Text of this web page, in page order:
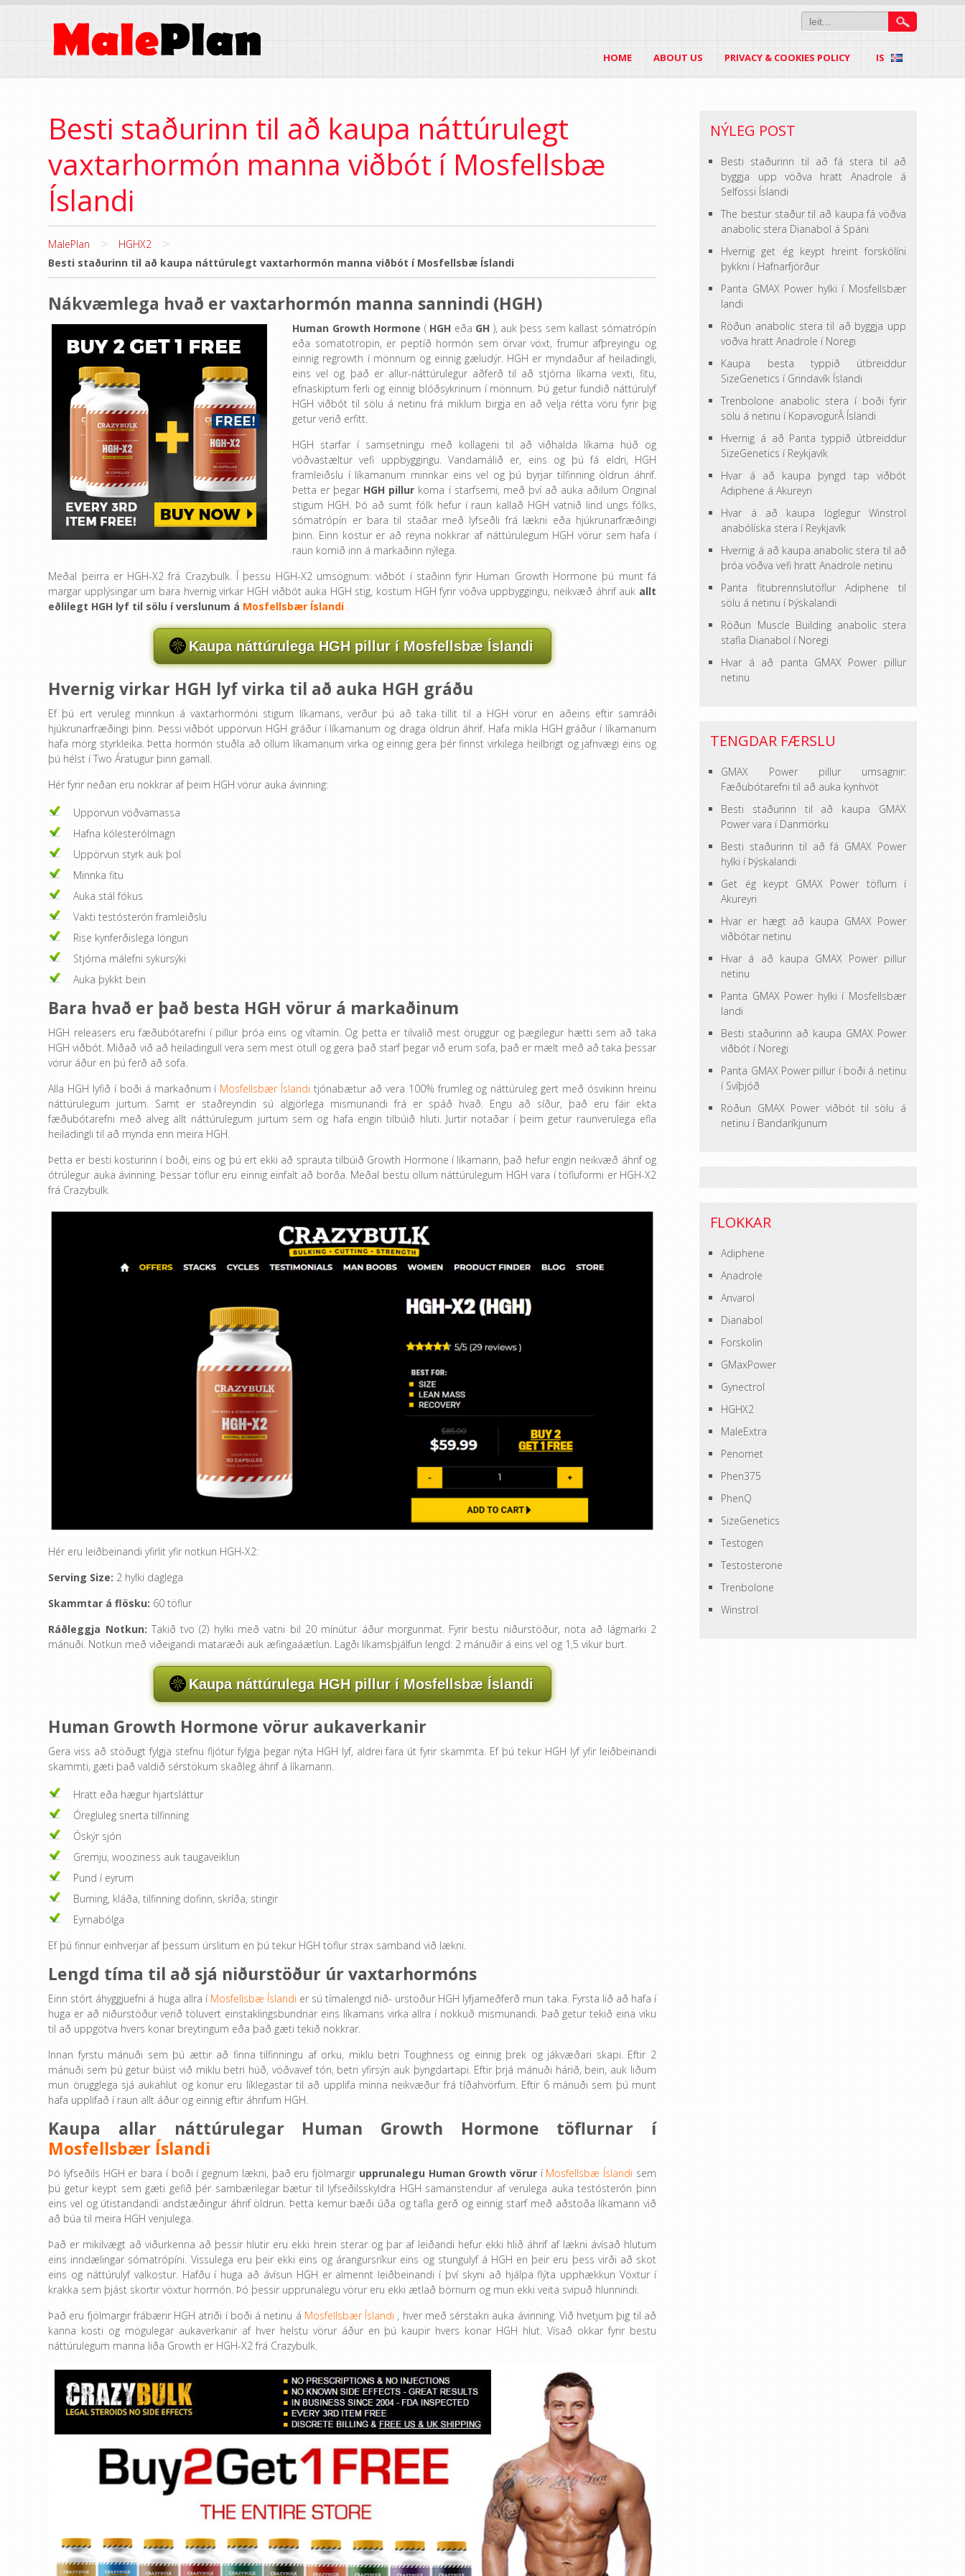
HOME ABOUT US PRIVACY & COOKIES POLICY IS
Besti staðurinn til að kaupa náttúrulegt
vaxtarhormón manna viðbót í Mosfellsbæ
Íslandi
MalePlan > HGHX2 >
Besti staðurinn til að kaupa náttúrulegt vaxtarhormón manna viðbót í Mosfellsbæ Íslandi
Nákvæmlega hvað er vaxtarhormón manna sannindi (HGH)
Human Growth Hormone ( HGH eða GH ), auk þess sem kallast sómatrópín
eða somatotropin, er peptíð hormón sem örvar vöxt, frumur afþreyingu og
einnig regrowth í mönnum og einnig gæludýr. HGH er myndaður af heiladingli,
eins vel og það er allur-náttúrulegur aðferð til að stjórna líkama vexti, fitu,
efnaskiptum ferli og einnig blóðsykrinum í mönnum. Þú getur fundið náttúrulyf
HGH viðbót til sölu á netinu frá miklum birgja en að velja rétta vöru fyrir þig
getur verið erfitt.
HGH starfar í samsetningu með kollageni til að viðhalda líkama húð og
vöðvastæltur vefi uppbyggingu. Vandamálið er, eins og þú fá eldri, HGH
framleiðslu í líkamanum minnkar eins vel og þú byrjar tilfinning öldrun áhrif.
Þetta er þegar HGH pillur koma í starfsemi, með því að auka aðilum Original
stigum HGH. Þó að sumt fólk hefur í raun kallað HGH vatnið lind ungs fólks,
sómatrópín er bara til staðar með lyfseðli frá lækni eða hjúkrunarfræðingi
þinn. Einn kostur er að reyna nokkrar af náttúrulegum HGH vörur sem hafa í
raun komið inn á markaðinn nýlega.
Meðal þeirra er HGH-X2 frá Crazybulk. Í þessu HGH-X2 umsögnum: viðbót í staðinn fyrir Human Growth Hormone þú munt fá
margar upplýsingar um bara hvernig virkar HGH viðbót auka HGH stig, kostum HGH fyrir vöðva uppbyggingu, neikvæð áhrif auk allt
eðlilegt HGH lyf til sölu í verslunum á Mosfellsbær Íslandi
Kaupa náttúrulega HGH pillur í Mosfellsbæ Íslandi
Hvernig virkar HGH lyf virka til að auka HGH gráðu
Ef þú ert veruleg minnkun á vaxtarhormóni stigum líkamans, verður þú að taka tillit til a HGH vörur en aðeins eftir samráði
hjúkrunarfræðingi þinn. Þessi viðbót uppörvun HGH gráður í líkamanum og draga öldrun áhrif. Hafa mikla HGH gráður í líkamanum
hafa mörg styrkleika. Þetta hormón stuðla að öllum líkamanum virka og einnig gera þér finnst virkilega heilbrigt og jafnvægi eins og
þú hélst í Two Áratugur þinn gamall.
Hér fyrir neðan eru nokkrar af þeim HGH vörur auka ávinning:
Uppörvun vöðvamassa
Hafna kólesterólmagn
Uppörvun styrk auk þol
Minnka fitu
Auka stál fókus
Vakti testósterón framleiðslu
Rise kynferðislega löngun
Stjórna málefni sykursýki
Auka þykkt bein
Bara hvað er það besta HGH vörur á markaðinum
HGH releasers eru fæðubótarefni í pillur þróa eins og vítamín. Og þetta er tilvalið mest öruggur og þægilegur hætti sem að taka
HGH viðbót. Miðað við að heiladingull vera sem mest ötull og gera það starf þegar við erum sofa, það er mælt með að taka þessar
vörur áður en þú ferð að sofa.
Alla HGH lyfið í boði á markaðnum í Mosfellsbær Íslandi tjónabætur að vera 100% frumleg og náttúruleg gert með ósvikinn hreinu
náttúrulegum jurtum. Samt er staðreyndin sú algjörlega mismunandi frá er spáð hvað. Engu að síður, það eru fáir ekta
fæðubótarefni með alveg allt náttúrulegum jurtum sem og hafa engin tilbúið hluti. Jurtir notaðar í þeim getur raunverulega efla
heiladingli til að mynda enn meira HGH.
Þetta er besti kosturinn í boði, eins og þú ert ekki að sprauta tilbúið Growth Hormone í líkamann, það hefur engin neikvæð áhrif og
ótrúlegur auka ávinning. Þessar töflur eru einnig einfalt að borða. Meðal bestu öllum náttúrulegum HGH vara í töfluformi er HGH-X2
frá Crazybulk.
Hér eru leiðbeinandi yfirlit yfir notkun HGH-X2:
Serving Size: 2 hylki daglega
Skammtar á flösku: 60 töflur
Ráðleggja Notkun: Takið tvo (2) hylki með vatni bil 20 mínútur áður morgunmat. Fyrir bestu niðurstöður, nota að lágmarki 2
mánuði. Notkun með viðeigandi mataræði auk æfingaáætlun. Lagði líkamsþjálfun lengd: 2 mánuðir á eins vel og 1,5 vikur burt.
Kaupa náttúrulega HGH pillur í Mosfellsbæ Íslandi
Human Growth Hormone vörur aukaverkanir
Gera viss að stöðugt fylgja stefnu fljótur fylgja þegar nýta HGH lyf, aldrei fara út fyrir skammta. Ef þú tekur HGH lyf yfir leiðbeinandi
skammti, gæti það valdið sérstökum skaðleg áhrif á líkamann.
Hratt eða hægur hjartsláttur
Óregluleg snerta tilfinning
Óskýr sjón
Gremju, wooziness auk taugaveiklun
Pund í eyrum
Burning, kláða, tilfinning dofinn, skríða, stingir
Eyrnabólga
Ef þú finnur einhverjar af þessum úrslitum en þú tekur HGH töflur strax samband við lækni.
Lengd tíma til að sjá niðurstöður úr vaxtarhormóns
Einn stórt áhyggjuefni á huga allra í Mosfellsbæ Íslandi er sú tímalengd nið- urstöður HGH lyfjameðferð mun taka. Fyrsta lið að hafa í
huga er að niðurstöður verið töluvert einstaklingsbundnar eins líkamans virka allra í nokkuð mismunandi. Það getur tekið eina viku
til að uppgötva hvers konar breytingum eða það gæti tekið nokkrar.
Innan fyrstu mánuði sem þú ættir að finna tilfinningu af orku, miklu betri Toughness og einnig þrek og jákvæðari skapi. Eftir 2
mánuði sem þú getur búist við miklu betri húð, vöðvavef tón, betri yfirsýn auk þyngdartapi. Eftir þrjá mánuði hárið, bein, auk liðum
mun örugglega sjá aukahlut og konur eru líklegastar til að upplifa minna neikvæður frá tíðahvörfum. Eftir 6 mánuði sem þú munt
hafa upplifað í raun allt áður og einnig eftir áhrifum HGH.
Kaupa allar náttúrulegar Human Growth Hormone töflurnar í
Mosfellsbær Íslandi
Þó lyfseðils HGH er bara í boði í gegnum lækni, það eru fjölmargir upprunalegu Human Growth vörurí Mosfellsbæ Íslandi sem
þú getur keypt sem gæti gefið þér sambærilegar bætur til lyfseðilsskyldra HGH samanstendur af verulega auka testósterón þinn
eins vel og útistandandi andstæðingur áhrif öldrun. Þetta kemur bæði úða og tafla gerð og einnig starf með aðstoða líkamann við
að búa til meira HGH venjulega.
Það er mikilvægt að viðurkenna að þessir hlutir eru ekki hrein sterar og þar af leiðandi hefur ekki hlið áhrif af lækni ávísað hlutum
eins inndælingar sómatrópíni. Vissulega eru þeir ekki eins og árangursríkur eins og stungulyf á HGH en þeir eru þess virði að skot
eins og náttúrulyf valkostur. Hafðu í huga að ávísun HGH er almennt leiðbeinandi í því skyni að hjálpa flýta upphækkun Vöxtur í
krakka sem þjást skortir vöxtur hormón. Þó þessir upprunalegu vörur eru ekki ætlað börnum og mun ekki veita svipuð hlunnindi.
Það eru fjölmargir frábærir HGH atriði í boði á netinu á Mosfellsbær Íslandi , hver með sérstakri auka ávinning. Við hvetjum þig til að
kanna kosti og mögulegar aukaverkanir af hver helstu vörur áður en þú kaupir hvers konar HGH hlut. Vísað okkar fyrir bestu
náttúrulegum manna liða Growth er HGH-X2 frá Crazybulk.
NÝLEG POST
Besti staðurinn til að fá stera til að
byggja upp vöðva hratt Anadrole á
Selfossi Íslandi
The bestur staður til að kaupa fá vöðva
anabolic stera Dianabol á Spáni
Hvernig get ég keypt hreint forskólíni
þykkni í Hafnarfjörður
Panta GMAX Power hylki í Mosfellsbær
landi
Röðun anabolic stera til að byggja upp
vöðva hratt Anadrole í Noregi
Kaupa besta typpið útbreiddur
SizeGenetics í Grindavík Íslandi
Trenbolone anabolic stera í boði fyrir
sölu á netinu í KopavogurÂ Íslandi
Hvernig á að Panta typpið útbreiddur
SizeGenetics í Reykjavík
Hvar á að kaupa þyngd tap viðbót
Adiphene á Akureyri
Hvar á að kaupa löglegur Winstrol
anabólíska stera í Reykjavík
Hvernig á að kaupa anabolic stera til að
þróa vöðva vefi hratt Anadrole netinu
Panta fitubrennslutöflur Adiphene til
sölu á netinu í Þýskalandi
Röðun Muscle Building anabolic stera
stafla Dianabol í Noregi
Hvar á að panta GMAX Power pillur
netinu
TENGDAR FÆRSLU
GMAX Power pillur umsagnir:
Fæðubótarefni til að auka kynhvöt
Besti staðurinn til að kaupa GMAX
Power vara í Danmörku
Besti staðurinn til að fá GMAX Power
hylki í Þýskalandi
Get ég keypt GMAX Power töflum í
Akureyri
Hvar er hægt að kaupa GMAX Power
viðbótar netinu
Hvar á að kaupa GMAX Power pillur
netinu
Panta GMAX Power hylki í Mosfellsbær
landi
Besti staðurinn að kaupa GMAX Power
viðbót í Noregi
Panta GMAX Power pillur í boði á netinu
í Svíþjóð
Röðun GMAX Power viðbót til sölu á
netinu í Bandaríkjunum
FLOKKAR
Adiphene
Anadrole
Anvarol
Dianabol
Forskolin
GMaxPower
Gynectrol
HGHX2
MaleExtra
Penomet
Phen375
PhenQ
SizeGenetics
Testogen
Testosterone
Trenbolone
Winstrol